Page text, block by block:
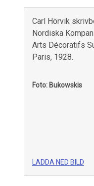
Carl Hörvik
Nordiska
Arts Décoratifs
Paris, 1928.
Foto: Bukowskis
LADDA NED BILD